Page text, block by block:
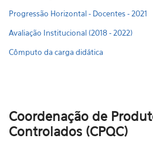
Progressão Horizontal - Docentes - 2021
Avaliação Institucional (2018 - 2022)
Cômputo da carga didática
Coordenação de
Controlados (CPQC)